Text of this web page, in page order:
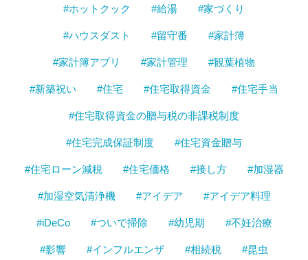
#ホットクック #給湯 #家づくり
#ハウスダスト #留守番 #家計簿
#家計簿アプリ #家計管理 #観葉植物
#新築祝い #住宅 #住宅取得資金 #住宅手当
#住宅取得資金の贈与税の非課税制度
#住宅完成保証制度 #住宅資金贈与
#住宅ローン減税 #住宅価格 #接し方 #加湿器
#加湿空気清浄機 #アイデア #アイデア料理
#iDeCo #ついで掃除 #幼児期 #不妊治療
#影響 #インフルエンザ #相続税 #昆虫